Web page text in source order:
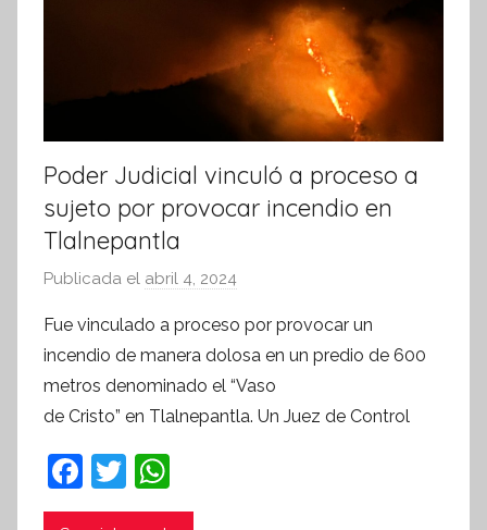
a
Poder Judicial vinculó a proceso a
sujeto por provocar incendio en
Tlalnepantla
Publicada el abril 4, 2024
r
S
í
n
Fue vinculado a proceso por provocar un
incendio de manera dolosa en un predio de 600
metros denominado el “Vaso
de Cristo” en Tlalnepantla. Un Juez de Control
F
a
T
w h